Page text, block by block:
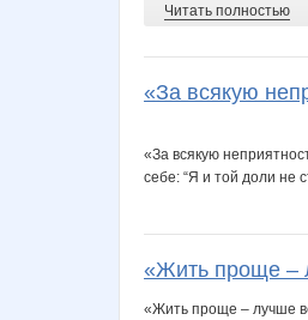
Читать полностью
«За всякую
«За всякую
себе: “Я и той доли не
«Жить проще –
«Жить проще – лучше